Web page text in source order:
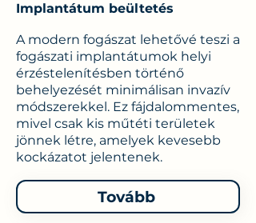
Implantátum beültetés
A modern fogászat lehetővé teszi a
fogászati ​​implantátumok helyi
érzéstelenítésben történő
behelyezését minimálisan invazív
módszerekkel. Ez fájdalommentes,
mivel csak kis műtéti területek
jönnek létre, amelyek kevesebb
kockázatot jelentenek.
Tovább